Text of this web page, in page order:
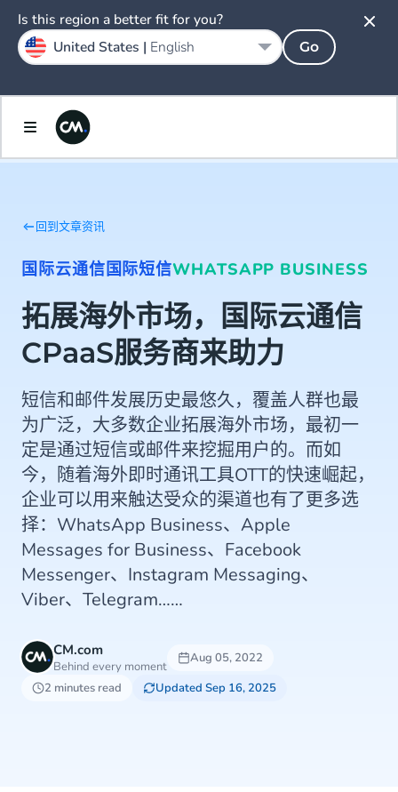
回到文章资讯
国际云通信国际短信WHATSAPP BUSINESS
拓展海外市场，国际云通信
CPaaS服务商来助力
短信和邮件发展历史最悠久，覆盖人群也最
为广泛，大多数企业拓展海外市场，最初一
定是通过短信或邮件来挖掘用户的。而如
今，随着海外即时通讯工具OTT的快速崛起，
企业可以用来触达受众的渠道也有了更多选
择：WhatsApp Business、Apple
Messages for Business、Facebook
Messenger、Instagram Messaging、
Viber、Telegram……
CM.com
Behind every moment
Aug 05, 2022
2 minutes read
Updated Sep 16, 2025
Is this region a better fit for you?
United States | English Go